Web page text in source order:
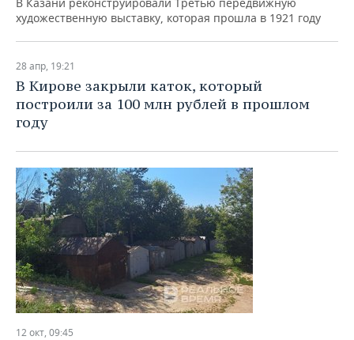
художественную выставку, которая прошла в 1921 году
28 апр, 19:21
В Кирове закрыли каток, который
построили за 100 млн рублей в прошлом
году
12 окт, 09:45